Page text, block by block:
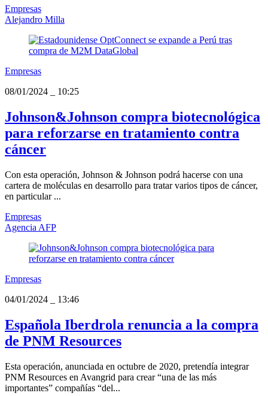
Empresas
Alejandro Milla
Empresas
08/01/2024
10:25
Johnson&Johnson compra biotecnológica
para reforzarse en tratamiento contra
cáncer
Con esta operación, Johnson & Johnson podrá hacerse con una
cartera de moléculas en desarrollo para tratar varios tipos de cáncer,
en particular ...
Empresas
Agencia AFP
Empresas
04/01/2024
13:46
Española Iberdrola renuncia a la compra
de PNM Resources
Esta operación, anunciada en octubre de 2020, pretendía integrar
PNM Resources en Avangrid para crear “una de las más
importantes” compañías “del...